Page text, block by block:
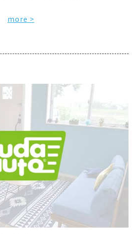
more >